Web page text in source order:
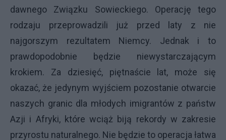
dawnego Związku Sowieckiego. Operację tego
rodzaju przeprowadzili już przed laty z nie
najgorszym rezultatem Niemcy. Jednak i to
prawdopodobnie będzie niewystarczającym
krokiem. Za dziesięć, piętnaście lat, może się
okazać, że jedynym wyjściem pozostanie otwarcie
naszych granic dla młodych imigrantów z państw
Azji i Afryki, które wciąż biją rekordy w zakresie
przyrostu naturalnego. Nie będzie to operacja łatwa